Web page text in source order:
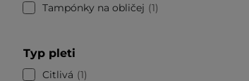
Tampónky na obličej
1
Typ pleti
Citlivá
1